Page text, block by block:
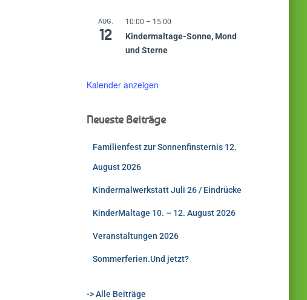
AUG.
12
10:00 – 15:00
Kindermaltage-Sonne, Mond
und Sterne
Kalender anzeigen
Neueste Beiträge
Familienfest zur Sonnenfinsternis 12.
August 2026
Kindermalwerkstatt Juli 26 / Eindrücke
KinderMaltage 10. – 12. August 2026
Veranstaltungen 2026
Sommerferien.Und jetzt?
-> Alle Beiträge